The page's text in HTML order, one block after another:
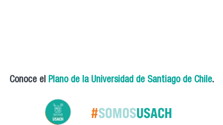
Conoce el Plano de la Universidad de Santiago de Chile.